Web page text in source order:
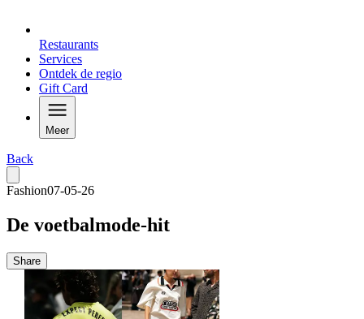
Restaurants
Services
Ontdek de regio
Gift Card
Meer
Back
Fashion07-05-26
De voetbalmode-hit
Share